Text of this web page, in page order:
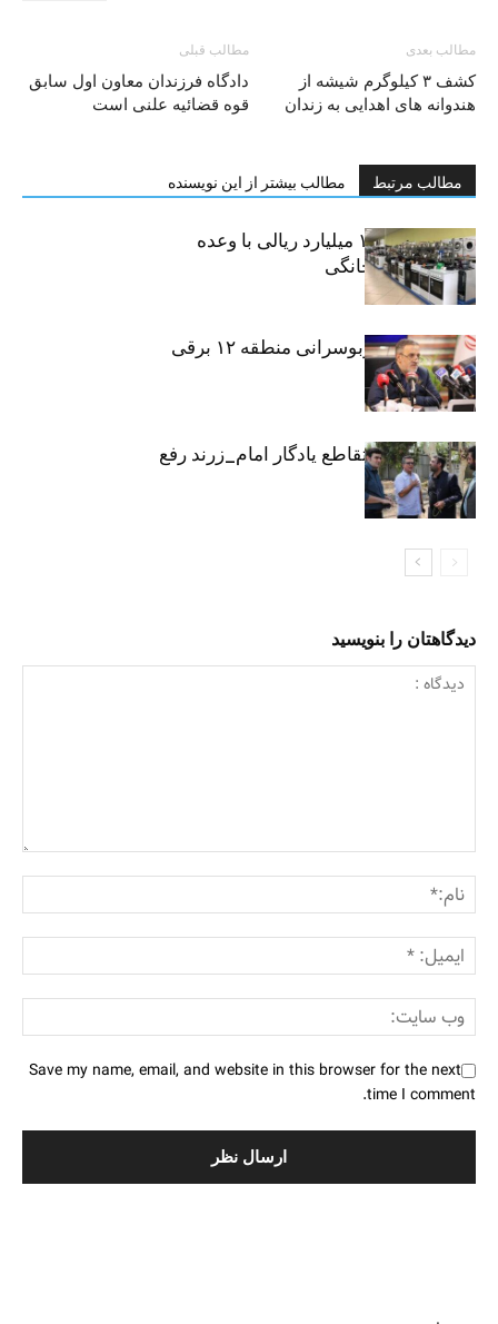
مطالب قبلی
دادگاه فرزندان معاون اول سابق
قوه قضائيه علنی است
مطالب بعدی
کشف ۳ کیلوگرم شیشه از
هندوانه های اهدایی به زندان
مطالب مرتبط مطالب بیشتر از این نویسنده
کلاهبرداری ۱۰۰ میلیارد ریالی با وعده
فروش لوازم خانگی
تمام ناوگان اتوبوسرانی منطقه ۱۲ برقی
شد
معارض ملکی تقاطع یادگار امام_زرند رفع
شد
دیدگاهتان را بنویسید
Save my name, email, and website in this browser for the next
time I comment.